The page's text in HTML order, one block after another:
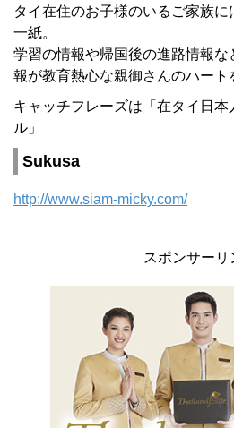
タイ在住のお子様のいるご家族
一紙。
学習の情報や帰国後の進路情報
報が教育熱心な親御さんのハート
キャッチフレーズは「在タイ日
ル」
Sukusa
http://www.siam-micky.com/
スポンサーリ